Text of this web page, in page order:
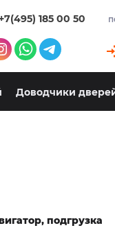
185 00 50
Доводчики
подгрузка